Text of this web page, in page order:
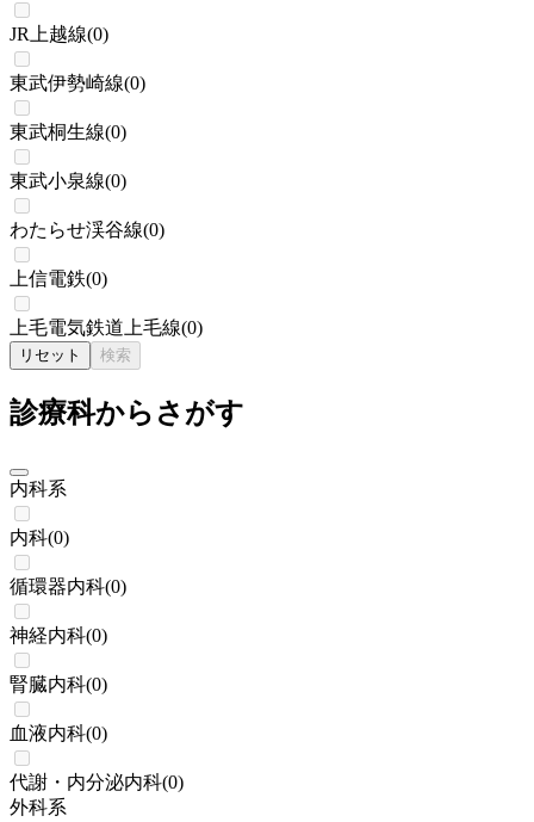
JR上越線(0)
東武伊勢崎線(0)
東武桐生線(0)
東武小泉線(0)
わたらせ渓谷線(0)
上信電鉄(0)
上毛電気鉄道上毛線(0)
リセット 検索
診療科からさがす
内科系
内科(0)
循環器内科(0)
神経内科(0)
腎臓内科(0)
血液内科(0)
代謝・内分泌内科(0)
外科系